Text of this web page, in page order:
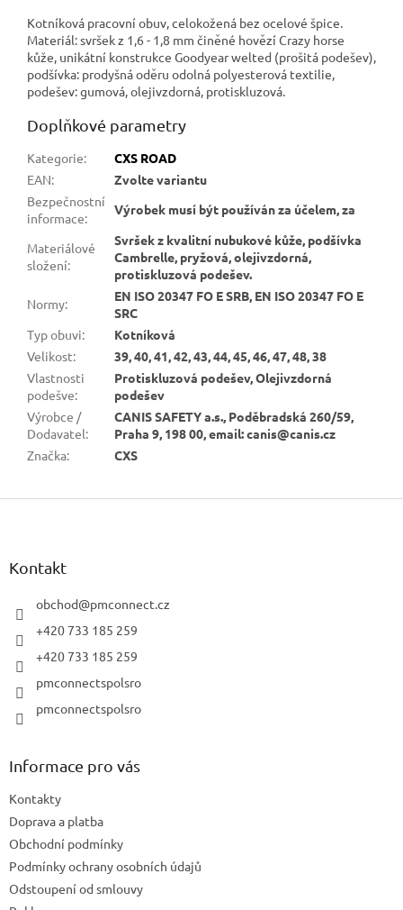
Kotníková pracovní obuv, celokožená bez ocelové špice.
Materiál: svršek z 1,6 - 1,8 mm činěné hovězí Crazy horse
kůže, unikátní konstrukce Goodyear welted (prošitá podešev),
podšívka: prodyšná oděru odolná polyesterová textilie,
podešev: gumová, olejivzdorná, protiskluzová.
Doplňkové parametry
Kategorie:
CXS ROAD
EAN:
Zvolte variantu
Bezpečnostní
informace:
Výrobek musí být používán za účelem, za
Materiálové
složení:
Svršek z kvalitní nubukové kůže, podšívka
Cambrelle, pryžová, olejivzdorná,
protiskluzová podešev.
Normy:
EN ISO 20347 FO E SRB, EN ISO 20347 FO E
SRC
Typ obuvi:
Kotníková
Velikost:
39, 40, 41, 42, 43, 44, 45, 46, 47, 48, 38
Vlastnosti
podešve:
Protiskluzová podešev, Olejivzdorná
podešev
Výrobce /
Dodavatel:
CANIS SAFETY a.s., Poděbradská 260/59,
Praha 9, 198 00, email: canis@canis.cz
Značka: CXS
Z
Kontakt
obchod@pmconnect.cz
+420 733 185 259
+420 733 185 259
pmconnectspolsro
pmconnectspolsro
Informace pro vás
Kontakty
Doprava a platba
Obchodní podmínky
Podmínky ochrany osobních údajů
Odstoupení od smlouvy